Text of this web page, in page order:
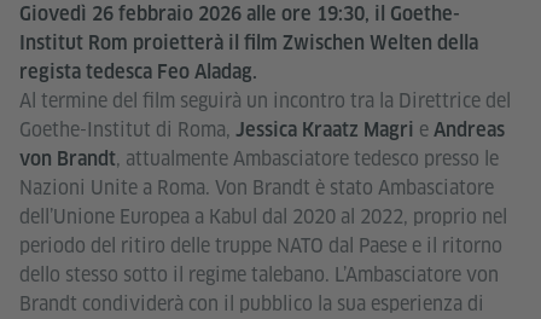
Giovedì 26 febbraio 2026 alle ore 19:30, il Goethe-
Institut Rom proietterà il film Zwischen Welten della
regista tedesca Feo Aladag.
Al termine del film seguirà un incontro tra la Direttrice del
Goethe-Institut di Roma, Jessica Kraatz Magri e Andreas
von Brandt, attualmente Ambasciatore tedesco presso le
Nazioni Unite a Roma. Von Brandt è stato Ambasciatore
dell’Unione Europea a Kabul dal 2020 al 2022, proprio nel
periodo del ritiro delle truppe NATO dal Paese e il ritorno
dello stesso sotto il regime talebano. L’Ambasciatore von
Brandt condividerà con il pubblico la sua esperienza di